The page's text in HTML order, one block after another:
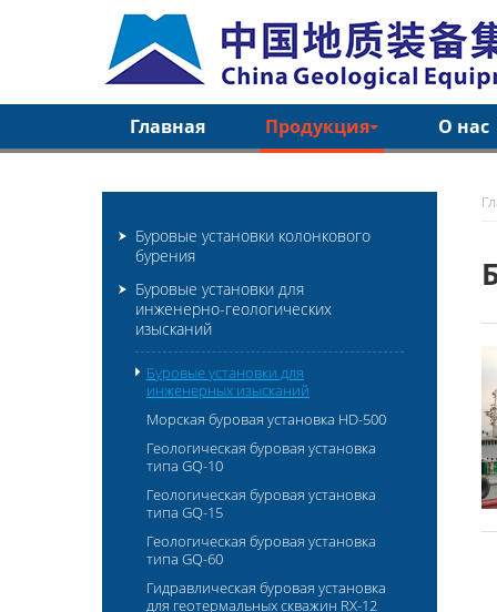
Главная Продукция О нас
Буровые установки колонкового
бурения
Буровые установки для
инженерно-геологических
изысканий
Буровые установки для
инженерных изысканий
Морская буровая установка HD-500
Геологическая буровая установка
типа GQ-10
Геологическая буровая установка
типа GQ-15
Геологическая буровая установка
типа GQ-60
Гидравлическая буровая установка
для геотермальных скважин RX-12